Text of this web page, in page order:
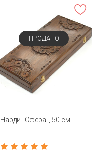
ПРОДАНО
Нарди "Сфера", 50 см